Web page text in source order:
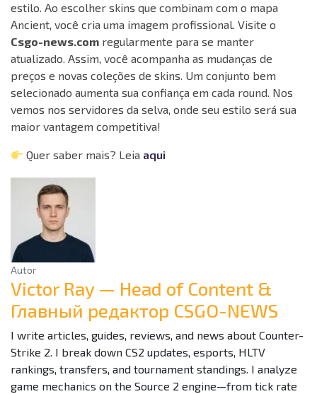
estilo. Ao escolher skins que combinam com o mapa
Ancient, você cria uma imagem profissional. Visite o
Csgo-news.com regularmente para se manter
atualizado. Assim, você acompanha as mudanças de
preços e novas coleções de skins. Um conjunto bem
selecionado aumenta sua confiança em cada round. Nos
vemos nos servidores da selva, onde seu estilo será sua
maior vantagem competitiva!
Quer saber mais? Leia aqui
Autor
Victor Ray — Head of Content &
Главный редактор CSGO-NEWS
I write articles, guides, reviews, and news about Counter-
Strike 2. I break down CS2 updates, esports, HLTV
rankings, transfers, and tournament standings. I analyze
game mechanics on the Source 2 engine—from tick rate